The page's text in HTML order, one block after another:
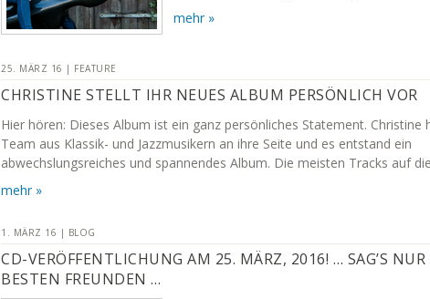
mehr »
25. MÄRZ 16 | FEATURE
CHRISTINE STELLT IHR NEUES ALBUM PERSÖNLICH VOR
Hier hören: Dieses Album ist ein ganz persönliches Statement. Christine
Team aus Klassik- und Jazzmusikern an ihre Seite und es entstand ein
abwechslungsreiches und spannendes Album. Die meisten Tracks auf
mehr »
1. MÄRZ 16 | BLOG
CD-VERÖFFENTLICHUNG AM 25. MÄRZ, 2016! … SAG’S
BESTEN FREUNDEN …